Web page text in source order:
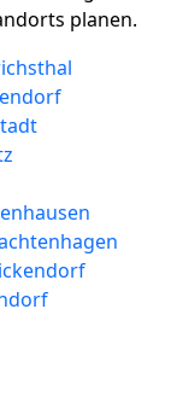
planen.